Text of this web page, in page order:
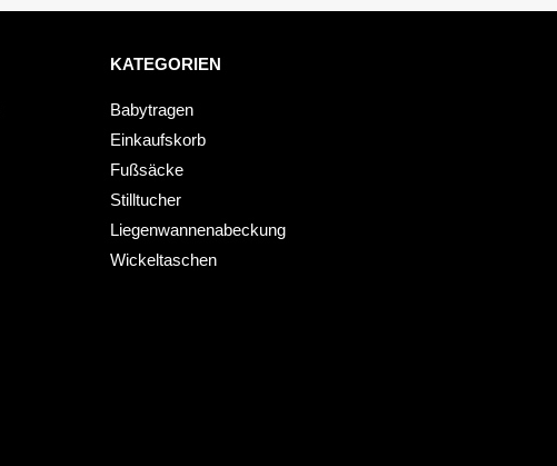
KATEGORIEN
Babytragen
Einkaufskorb
Fußsäcke
Stilltucher
Liegenwannenabeckung
Wickeltaschen